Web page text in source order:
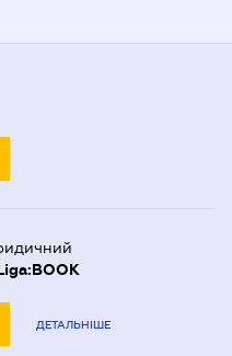
ДЕТАЛЬНІШЕ